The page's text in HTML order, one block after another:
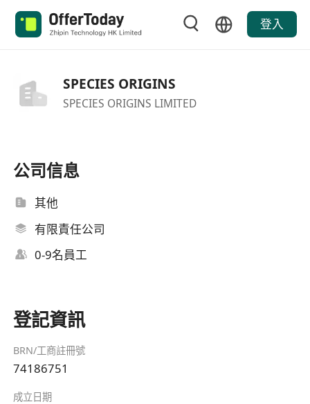
登入
SPECIES ORIGINS
SPECIES ORIGINS LIMITED
公司信息
其他
有限責任公司
0-9名員工
登記資訊
BRN/工商註冊號
74186751
成立日期